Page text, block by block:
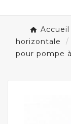
Accueil
horizontale
pour pompe